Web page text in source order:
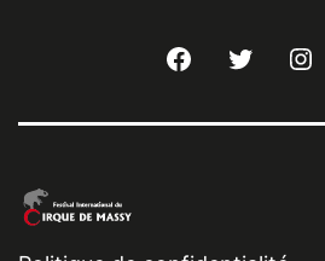
FacebookTwitter